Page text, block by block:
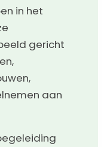
in het
gericht
aan